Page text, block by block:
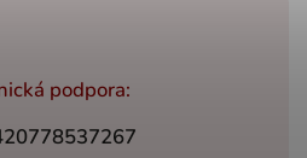
podpora: